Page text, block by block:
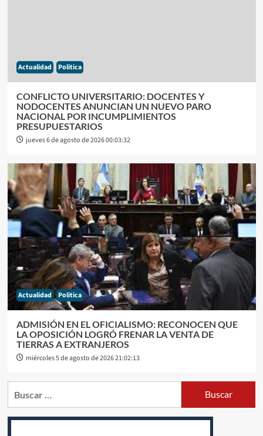
Actualidad Politica
CONFLICTO UNIVERSITARIO: DOCENTES Y
NODOCENTES ANUNCIAN UN NUEVO PARO
NACIONAL POR INCUMPLIMIENTOS
PRESUPUESTARIOS
jueves 6 de agosto de 2026 00:03:32
Actualidad Politica
ADMISIÓN EN EL OFICIALISMO: RECONOCEN QUE
LA OPOSICIÓN LOGRÓ FRENAR LA VENTA DE
TIERRAS A EXTRANJEROS
miércoles 5 de agosto de 2026 21:02:13